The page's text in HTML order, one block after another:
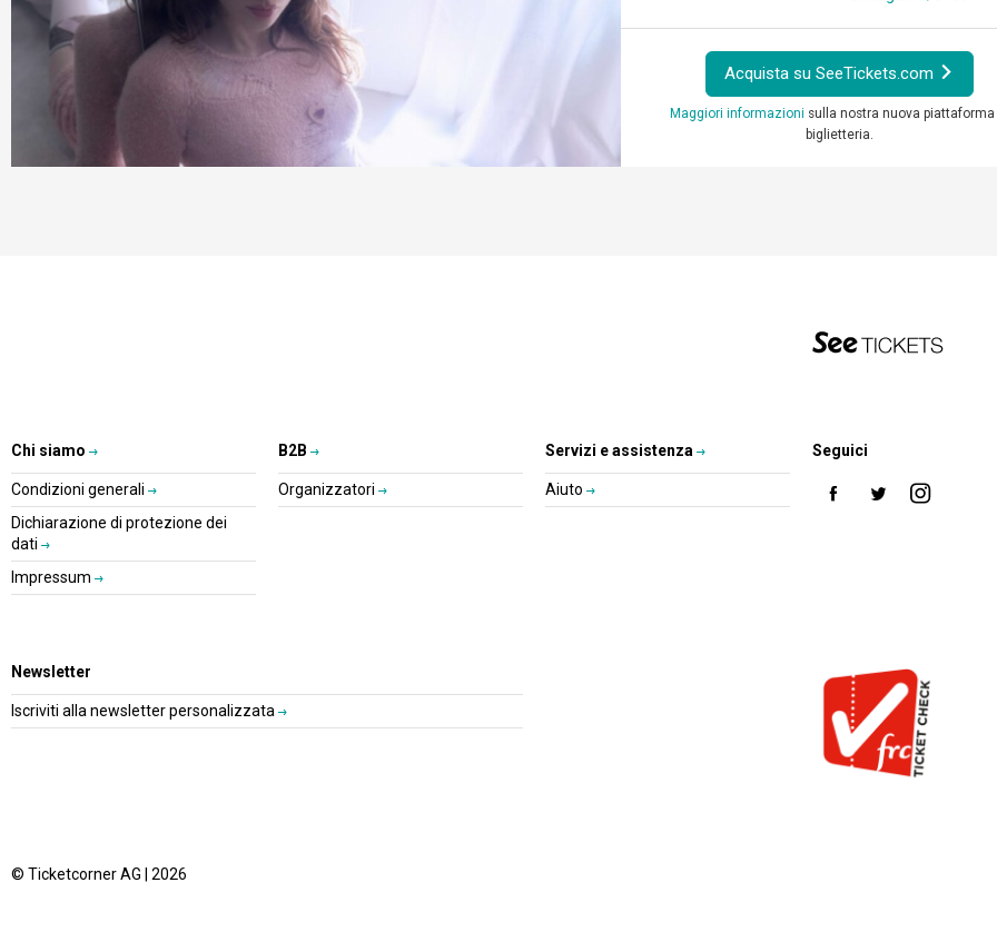
Acquista su SeeTickets.com
Maggiori informazioni sulla nostra nuova piattaforma
biglietteria.
Chi siamo
Condizioni generali
Dichiarazione di protezione dei
dati
Impressum
B2B
Organizzatori
Servizi e assistenza
Aiuto
Seguici
Newsletter
Iscriviti alla newsletter personalizzata
© Ticketcorner AG | 2026